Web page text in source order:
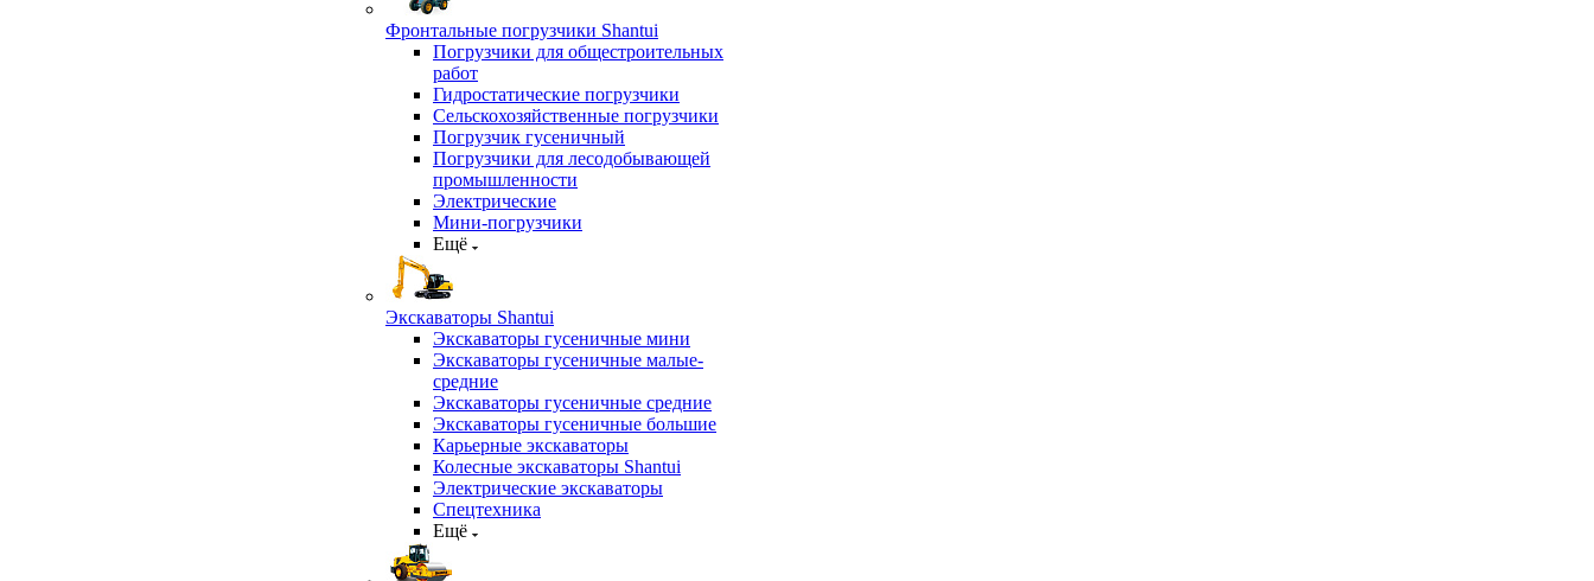
Фронтальные погрузчики Shantui
Погрузчики для общестроительных
работ
Гидростатические погрузчики
Сельскохозяйственные погрузчики
Погрузчик гусеничный
Погрузчики для лесодобывающей
промышленности
Электрические
Мини-погрузчики
Ещё
Экскаваторы Shantui
Экскаваторы гусеничные мини
Экскаваторы гусеничные малые-
средние
Экскаваторы гусеничные средние
Экскаваторы гусеничные большие
Карьерные экскаваторы
Колесные экскаваторы Shantui
Электрические экскаваторы
Спецтехника
Ещё